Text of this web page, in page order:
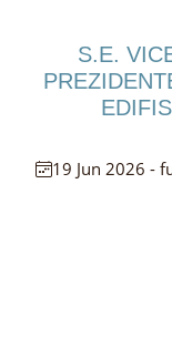
S.E.
19 Jun 2026 -